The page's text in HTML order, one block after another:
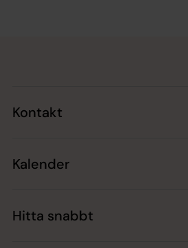
Kontakt
Kalender
Hitta snabbt